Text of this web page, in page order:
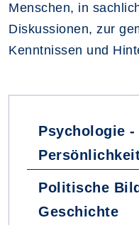
Menschen, in
Diskussionen, zur
Kenntnissen und
Psychologie -
Politische
Geschichte